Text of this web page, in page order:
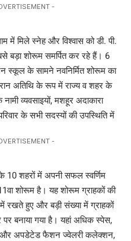
-
में मिले स्नेह और विश्वास को डी. पी.
बड़ा शोरूम समर्पित कर रहे हैं। 6
स्कूल के सामने नवनिर्मित शोरूम का
अतिथि के रूप में राज्य व शहर के
व्यवसाइयों, मशहूर अदाकारा
के सभी सदस्यों की उपस्थिति में
-
10 शहरों में अपनी सफल स्वर्णिम
शोरूम है। यह शोरूम ग्राहकों की
रखते हुए और बड़ी संख्या में ग्राहकों
बनाया गया है। यहां अधिक स्पेस,
और अपडेटेड फैशन ज्वेलरी कलेक्शन,